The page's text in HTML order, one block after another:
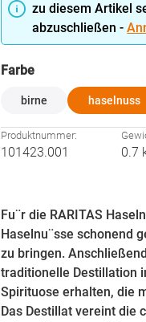
zu diesem Artikel
abzuschließen -
Farbeauswählen
birne haselnuss
Produktnummer:
101423.001 0.7
Fu¨r die RARITAS
Haselnu¨sse schonend
zu bringen.
traditionelle Destillation
Spirituose erhalten, die
Das Destillat vereint die